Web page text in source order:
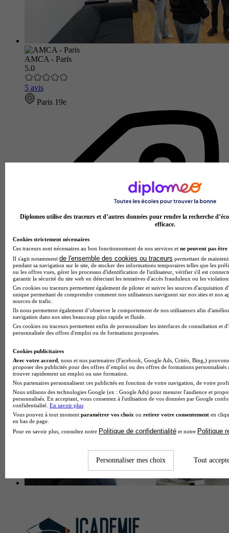
AMCA - Paris
5.0
5 avis
Paris 19e
École de photo, audiovisuel, cinéma
Voir l’établissement
Diplomeo utilise des traceurs et d’autres données pour rendre la recherche
efficace.
Cookies strictement nécessaires
Ces traceurs sont nécessaires au bon fonctionnement de nos services et ne peuvent pas être
Il s'agit notamment de l'ensemble des cookies ou traceurs permettant de
pendant sa navigation sur le site, de stocker des informations temporaires telles que les
ou les offres vues, gérer les processus d'identification de l'utilisateur, vérifier s'il est
garantir la sécurité du site web en détectant les tentatives d'accès frauduleux ou les
Ces cookies ou traceurs permettent également de piloter et suivre les sources d'acquisition
unique permettant de comprendre comment nos utilisateurs naviguent sur nos sites et nos
sources de trafic.
Ils nous permettent également d’observer le comportement de nos utilisateurs afin
navigation dans nos sites beaucoup plus rapide et fluide.
Ces cookies ou traceurs permettent enfin de personnaliser les interfaces de consultation et
personnalisée des offres d'emploi ou de formations proposées.
Cookies publicitaires
Avec votre accord , nous et nos partenaires (Facebook, Google Ads, Critéo, Bing,)
proposer des publicités pour des offres d’emploi ou des offres de formations
trouver rapidement un emploi ou une formation.
Nos partenaires personnalisent ces publicités en fonction de votre navigation, de votre
Nous utilisons des technologies Google (ex : Google Ads) pour mesurer l'audience et
personnalisés. En acceptant, vous consentez à l'utilisation de vos données par Google
confidentialité. En savoir plus
Vous pouvez à tout moment paramétrer vos choix ou retirer votre consentement en
en bas de page.
Pour en savoir plus, consultez notre Politique de confidentialité et notre Politique
Personnaliser mes choix Tout